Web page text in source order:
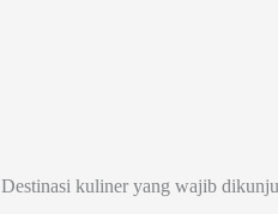
Destinasi kuliner yang wajib